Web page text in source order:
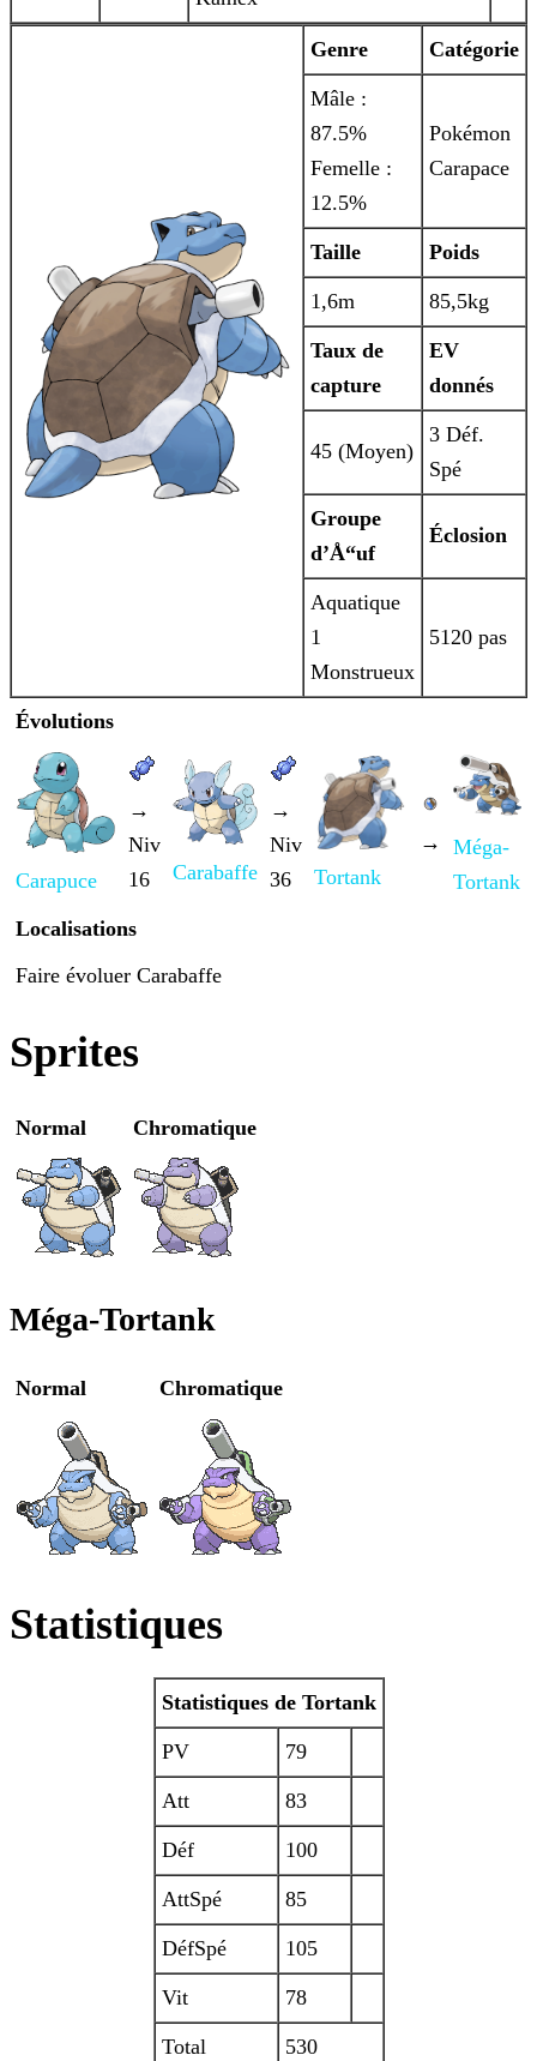
Genre Catégorie
Mâle :
87.5%
Femelle :
12.5%
Pokémon
Carapace
Taille Poids
1,6m 85,5kg
Taux de
capture
EV
donnés
45 (Moyen)
3 Déf.
Spé
Groupe
d’Å“uf
Éclosion
Aquatique
1
Monstrueux
5120 pas
Évolutions
Carapuce
→
Niv
16
Carabaffe
→
Niv
36
Tortank
→
Méga-
Tortank
Localisations
Faire évoluer Carabaffe
Sprites
Normal Chromatique
Méga-Tortank
Normal Chromatique
Statistiques
Statistiques de Tortank
PV 79
Att 83
Déf 100
AttSpé 85
DéfSpé 105
Vit 78
Total 530